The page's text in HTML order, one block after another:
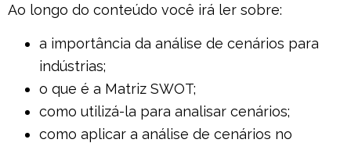
Ao longo do conteúdo você irá ler sobre:
a importância da análise de cenários para
indústrias;
o que é a Matriz SWOT;
como utilizá-la para analisar cenários;
como aplicar a análise de cenários no